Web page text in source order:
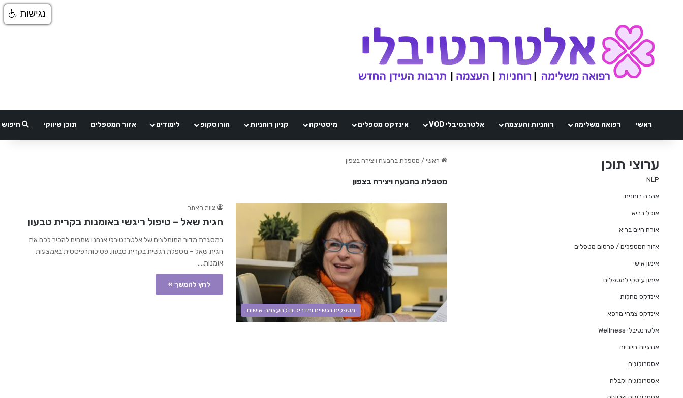
ראשי רפואה משלימה רוחניות והעצמה אלטרנטיבלי VOD אינדקס מטפלים מיסטיקה קניון רוחניות הורוסקופ לימודים אזור המטפלים תוכן שיווקי חיפוש
ראשי / מטפלת בהבעה ויצירה בצפון
מטפלת בהבעה ויצירה בצפון
מטפלים רגשיים ומדריכים להעצמה אישית
צוות האתר
חגית שאל – טיפול ריגשי באומנות בקרית טבעון
במסגרת מדור המומלצים של אלטרנטיבלי אנחנו שמחים להכיר לכם את
חגית שאל – מטפלת רגשית בקרית טבעון, פסיכותרפיסטית באמצעות
אומנות,…
לחץ להמשך »
ערוצי תוכן
NLP
אהבה רוחנית
אוכל בריא
אורח חיים בריא
אזור המטפלים / פרסום מטפלים
אימון אישי
אימון עיסקי למטפלים
אינדקס מחלות
אינדקס צמחי מרפא
אלטרנטיבלי Wellness
אנרגיות חיוביות
אסטרולוגיה
אסטרולוגיה וקבלה
נגישות